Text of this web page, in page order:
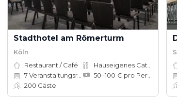
Stadthotel am Römerturm
Köln
Restaurant / Café
7Veranstaltungsräume
200 Gäste